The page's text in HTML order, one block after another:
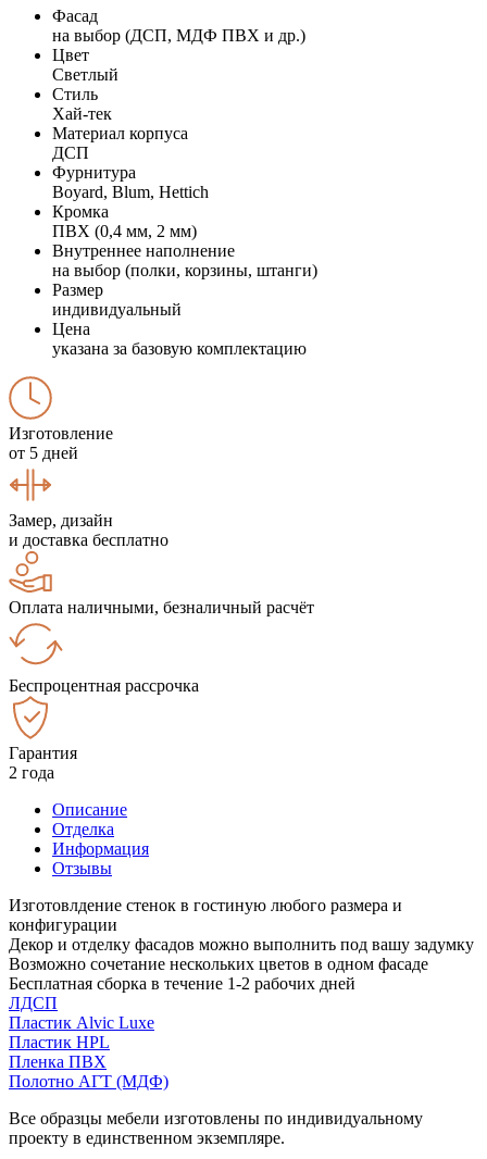
Фасад
на выбор (ДСП, МДФ ПВХ и др.)
Цвет
Светлый
Стиль
Хай-тек
Материал корпуса
ДСП
Фурнитура
Boyard, Blum, Hettich
Кромка
ПВХ (0,4 мм, 2 мм)
Внутреннее наполнение
на выбор (полки, корзины, штанги)
Размер
индивидуальный
Цена
указана за базовую комплектацию
Изготовление
от 5 дней
Замер, дизайн
и доставка бесплатно
Оплата наличными, безналичный расчёт
Беспроцентная рассрочка
Гарантия
2 года
Описание
Отделка
Информация
Отзывы
Изготовлдение стенок в гостиную любого размера и
конфигурации
Декор и отделку фасадов можно выполнить под вашу задумку
Возможно сочетание нескольких цветов в одном фасаде
Бесплатная сборка в течение 1-2 рабочих дней
ЛДСП
Пластик Alvic Luxe
Пластик HPL
Пленка ПВХ
Полотно АГТ (МДФ)
Все образцы мебели изготовлены по индивидуальному
проекту в единственном экземпляре.